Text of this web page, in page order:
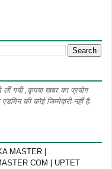
गयीं ,कृपया खबर का प्रयोग
की कोई जिम्मेदारी नहीं है.
MASTER |
COM | UPTET